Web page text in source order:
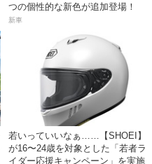
つの個性的な新色が追加登場！
新車
若いっていいなぁ……【SHOEI】
が16〜24歳を対象とした「若者ラ
イダー応援キャンペーン」を実施